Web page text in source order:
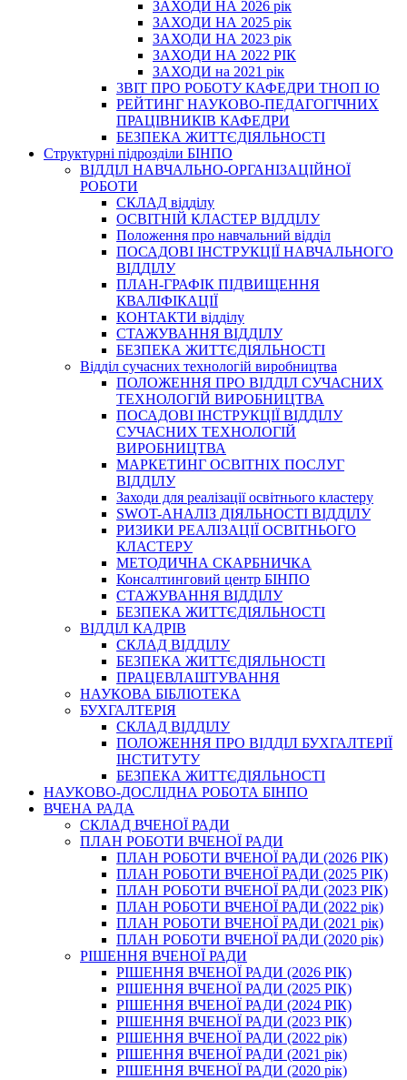
ЗАХОДИ НА 2026 рік
ЗАХОДИ НА 2025 рік
ЗАХОДИ НА 2023 рік
ЗАХОДИ НА 2022 РІК
ЗАХОДИ на 2021 рік
3BIT ПРО РОБОТУ КАФЕДРИ ТНОП ІО
РЕЙТИНГ НАУКОВО-ПЕДАГОГІЧНИХ
ПРАЦІВНИКІВ КАФЕДРИ
БЕЗПЕКА ЖИТТЄДІЯЛЬНОСТІ
Структурні підрозділи БІНПО
ВІДДІЛ НАВЧАЛЬНО-ОРГАНІЗАЦІЙНОЇ
РОБОТИ
СКЛАД відділу
ОСВІТНІЙ КЛАСТЕР ВІДДІЛУ
Положення про навчальний вiддiл
ПОСАДОВІ ІНСТРУКЦІЇ НАВЧАЛЬНОГО
ВІДДІЛУ
ПЛАН-ГРАФІК ПІДВИЩЕННЯ
КВАЛІФІКАЦІЇ
КОНТАКТИ відділу
СТАЖУВАННЯ ВІДДІЛУ
БЕЗПЕКА ЖИТТЄДІЯЛЬНОСТІ
Відділ сучасних технологій виробництва
ПОЛОЖЕННЯ ПРО ВІДДІЛ СУЧАСНИХ
ТЕХНОЛОГІЙ ВИРОБНИЦТВА
ПОСАДОВІ ІНСТРУКЦІЇ ВІДДІЛУ
СУЧАСНИХ ТЕХНОЛОГІЙ
ВИРОБНИЦТВА
МАРКЕТИНГ ОСВІТНІХ ПОСЛУГ
ВІДДІЛУ
Заходи для реалізації освітнього кластеру
SWOT-АНАЛІЗ ДІЯЛЬНОСТІ ВІДДІЛУ
РИЗИКИ РЕАЛІЗАЦІЇ ОСВІТНЬОГО
КЛАСТЕРУ
МЕТОДИЧНА СКАРБНИЧКА
Консалтинговий центр БІНПО
СТАЖУВАННЯ ВІДДІЛУ
БЕЗПЕКА ЖИТТЄДІЯЛЬНОСТІ
ВІДДІЛ КАДРІВ
СКЛАД ВІДДІЛУ
БЕЗПЕКА ЖИТТЄДІЯЛЬНОСТІ
ПРАЦЕВЛАШТУВАННЯ
НАУКОВА БІБЛІОТЕКА
БУХГАЛТЕРІЯ
СКЛАД ВІДДІЛУ
ПОЛОЖЕННЯ ПРО ВІДДІЛ БУХГАЛТЕРІЇ
ІНСТИТУТУ
БЕЗПЕКА ЖИТТЄДІЯЛЬНОСТІ
НАУКОВО-ДОСЛІДНА РОБОТА БІНПО
ВЧЕНА РАДА
СКЛАД ВЧЕНОЇ РАДИ
ПЛАН РОБОТИ ВЧЕНОЇ РАДИ
ПЛАН РОБОТИ ВЧЕНОЇ РАДИ (2026 РІК)
ПЛАН РОБОТИ ВЧЕНОЇ РАДИ (2025 РІК)
ПЛАН РОБОТИ ВЧЕНОЇ РАДИ (2023 РІК)
ПЛАН РОБОТИ ВЧЕНОЇ РАДИ (2022 рік)
ПЛАН РОБОТИ ВЧЕНОЇ РАДИ (2021 рік)
ПЛАН РОБОТИ ВЧЕНОЇ РАДИ (2020 рік)
РІШЕННЯ ВЧЕНОЇ РАДИ
РІШЕННЯ ВЧЕНОЇ РАДИ (2026 РІК)
РІШЕННЯ ВЧЕНОЇ РАДИ (2025 РІК)
РІШЕННЯ ВЧЕНОЇ РАДИ (2024 РІК)
РІШЕННЯ ВЧЕНОЇ РАДИ (2023 РІК)
РІШЕННЯ ВЧЕНОЇ РАДИ (2022 рік)
РІШЕННЯ ВЧЕНОЇ РАДИ (2021 рік)
РІШЕННЯ ВЧЕНОЇ РАДИ (2020 рік)